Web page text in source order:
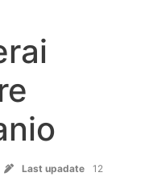
Last upadate
12